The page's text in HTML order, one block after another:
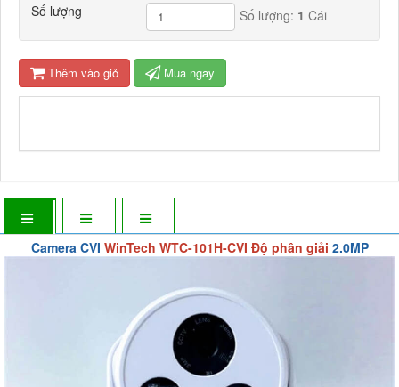
Số lượng Số lượng: 1 Cái
Thêm vào giỏ Mua ngay
Camera CVI WinTech WTC-101H-CVI Độ phân giải 2.0MP